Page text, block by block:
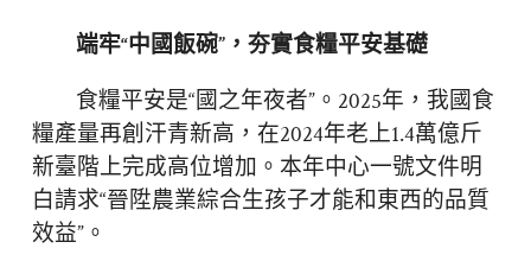
端牢“中國飯碗”，夯實食糧平安基礎
食糧平安是“國之年夜者”。2025年，我國食
糧產量再創汗青新高，在2024年老上1.4萬億斤
新臺階上完成高位增加。本年中心一號文件明
白請求“晉陞農業綜合生孩子才能和東西的品質
效益”。